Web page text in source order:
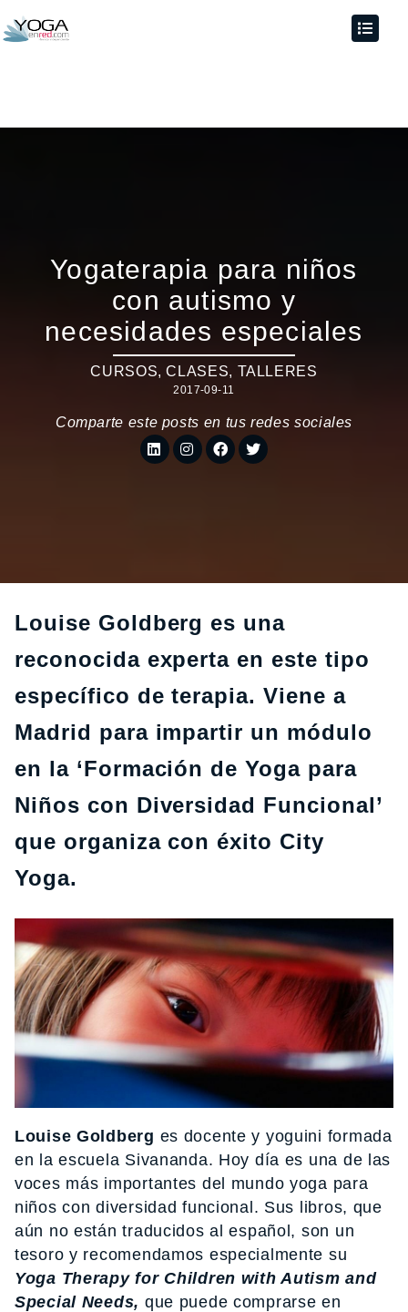
Yogaterapia para niños
con autismo y
necesidades especiales
CURSOS, CLASES, TALLERES
2017-09-11
Comparte este posts en tus redes sociales
Louise Goldberg es una
reconocida experta en este tipo
específico de terapia. Viene a
Madrid para impartir un módulo
en la ‘Formación de Yoga para
Niños con Diversidad Funcional’
que organiza con éxito City
Yoga.
Louise Goldberg es docente y yoguini formada
en la escuela Sivananda. Hoy día es una de las
voces más importantes del mundo yoga para
niños con diversidad funcional. Sus libros, que
aún no están traducidos al español, son un
tesoro y recomendamos especialmente su
Yoga Therapy for Children with Autism and
Special Needs, que puede comprarse en